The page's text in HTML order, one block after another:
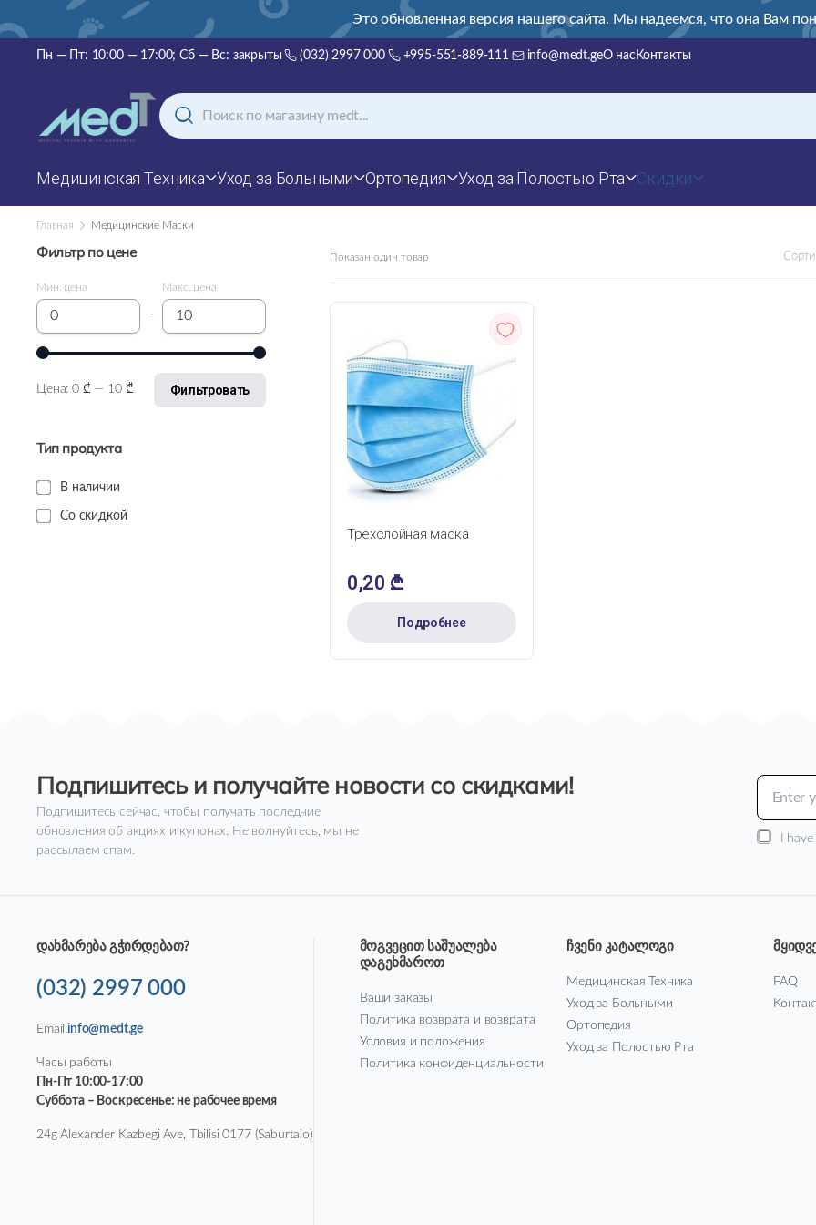
русский и английский! Это обновленная версия нашего сайта. Мы надеемся, что она Вам
Пн — Пт: 10:00 — 17:00; Сб — Вс: закрыты (032) 2997 000 +995-551-889-111 info@medt.geО насКонтакты
Медицинская Техника Уход за Больными Ортопедия Уход за Полостью Рта Скидки
Главная Медицинские Маски
Показан один товар
БЫСТРЫЙ ПРОСМОТР
Трехслойная маска
0,20 ₾
Подробнее
Фильтр по цене
Мин. цена
-
Макс. цена
Фильтровать
Цена:0 ₾— 10 ₾
Тип продукта
В наличии
Со скидкой
Подпишитесь и получайте новости со скидками!
Подпишитесь сейчас, чтобы получать последние
обновления об акциях и купонах. Не волнуйтесь, мы не
рассылаем спам.
I
დახმარება გჭირდებათ?
(032) 2997 000
Email:info@medt.ge
Часы работы
Пн-Пт 10:00-17:00
Суббота – Воскресенье: не рабочее время
24g Alexander Kazbegi Ave, Tbilisi 0177 (Saburtalo)
მოგვეცით საშუალება
დაგეხმაროთ
Ваши заказы
Политика возврата и возврата
Условия и положения
Политика конфиденциальности
ჩვენი კატალოგი
Медицинская Техника
Уход за Больными
Ортопедия
Уход за Полостью Рта
FAQ